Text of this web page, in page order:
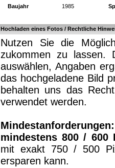
Baujahr
1985
Hochladen eines Fotos / Rechtliche
Nutzen Sie die
zukommen zu lassen.
auswählen, Angaben
das hochgeladene Bild
behalten uns das
verwendet werden.
Mindestanforderungen:
mindestens 800 / 600
mit exakt 750 / 500
ersparen kann.